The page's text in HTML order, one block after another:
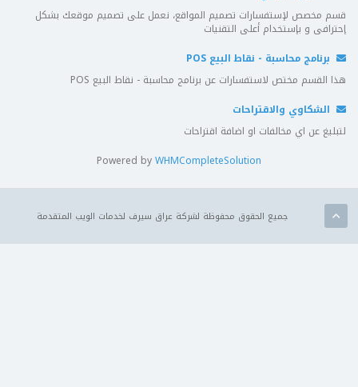
قسم مخصص لإستفسارات تصميم المواقع، نعمل على تصميم موقعك بشكل
إحترافى و بإستخدام أعلى التقنيات
برنامج محاسبة - نقاط البيع POS
هذا القسم مختص لاستفسارات عن برنامج محاسبة - نقاط البيع POS
الشكاوي والاقتراحات
لتبليغ عن اي مخالفات او اضافة اقتراحات
Powered byWHMCompleteSolution
جميع الحقوق محفوظة لشركة عراق سيرف لخدمات الويب المتقدمة